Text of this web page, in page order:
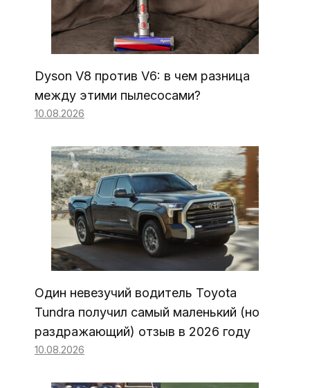
Dyson V8 против V6: в чем разница
между этими пылесосами?
10.08.2026
Один невезучий водитель Toyota
Tundra получил самый маленький (но
раздражающий) отзыв в 2026 году
10.08.2026